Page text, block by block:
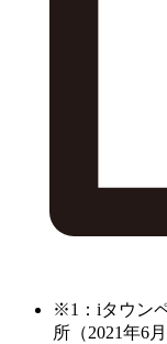
※1：iタウン
所（2021年6